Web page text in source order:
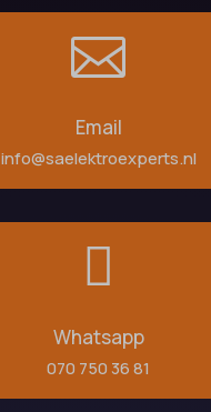

Email
info@saelektroexperts.nl

Whatsapp
070 750 36 81